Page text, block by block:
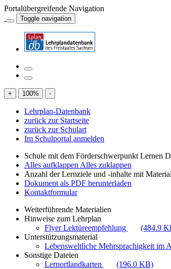
Portalübergreifende Navigation
Toggle navigation
+ 100% -
Lehrplan-Datenbank
zurück zur Startseite
zurück zur Schulart
Im Schulportal anmelden
Schule mit dem Förderschwerpunkt Lernen
Alles aufklappen Alles zuklappen
Anzahl der Lernziele und -inhalte mit
Dokument als PDF herunterladen
Kontaktformular
Weiterführende Materialien
Hinweise zum Lehrplan
Flyer Lektüreempfehlung
(484.9
Unterstützungsmaterial
Lebensweltliche Mehrsprachigkeit im
Sonstige Dateien
Lernortlandkarten
(196.0 KB)